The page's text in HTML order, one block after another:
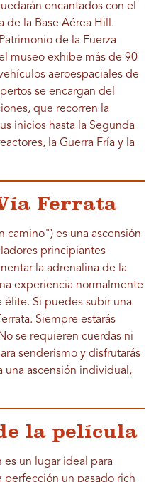
encantados con el
de la Base Aérea Hill.
de la Fuerza
museo exhibe más de 90
aeroespaciales de
se encargan del
que recorren la
inicios hasta la Segunda
la Guerra Fría y la
Ferrata
camino") es una ascensión
principiantes
la adrenalina de la
experiencia normalmente
élite. Si puedes subir una
Siempre estarás
se requieren cuerdas ni
senderismo y disfrutarás
una ascensión individual,
la película
es un lugar ideal para
perfección un pasado rich